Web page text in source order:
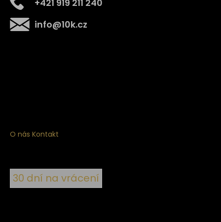
info@10k.cz
+421 919 211 240
O nás Kontakt
30 dní na vrácení